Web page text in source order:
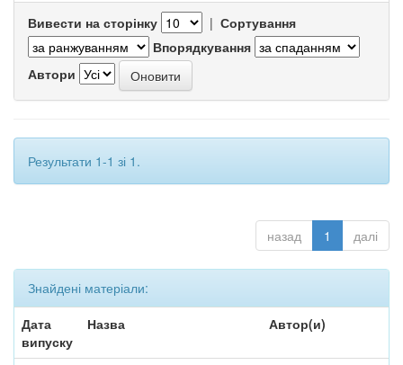
Вивести на сторінку | Сортування
Впорядкування
Автори
Результати 1-1 зі 1.
назад 1 далі
Знайдені матеріали:
Дата
випуску
Назва Автор(и)